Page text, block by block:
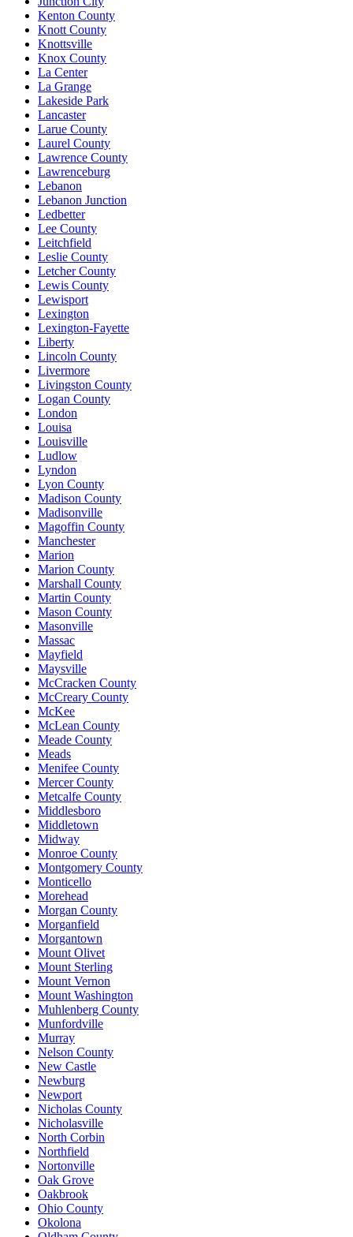
Kenton County
Knott County
Knottsville
Knox County
La Center
La Grange
Lakeside Park
Lancaster
Larue County
Laurel County
Lawrence County
Lawrenceburg
Lebanon
Lebanon Junction
Ledbetter
Lee County
Leitchfield
Leslie County
Letcher County
Lewis County
Lewisport
Lexington
Lexington-Fayette
Liberty
Lincoln County
Livermore
Livingston County
Logan County
London
Louisa
Louisville
Ludlow
Lyndon
Lyon County
Madison County
Madisonville
Magoffin County
Manchester
Marion
Marion County
Marshall County
Martin County
Mason County
Masonville
Massac
Mayfield
Maysville
McCracken County
McCreary County
McKee
McLean County
Meade County
Meads
Menifee County
Mercer County
Metcalfe County
Middlesboro
Middletown
Midway
Monroe County
Montgomery County
Monticello
Morehead
Morgan County
Morganfield
Morgantown
Mount Olivet
Mount Sterling
Mount Vernon
Mount Washington
Muhlenberg County
Munfordville
Murray
Nelson County
New Castle
Newburg
Newport
Nicholas County
Nicholasville
North Corbin
Northfield
Nortonville
Oak Grove
Oakbrook
Ohio County
Okolona